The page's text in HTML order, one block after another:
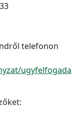
telefonon
ugyfelfogada